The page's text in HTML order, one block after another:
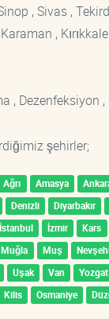
, Sivas ,
,
, Dezenfeksiyon
şehirler;
Ağrı Amasya
Denizli Diyarbakır
İstanbul İzmir Kars
Muğla Muş
Uşak Van Yozgat
Kilis Osmaniye